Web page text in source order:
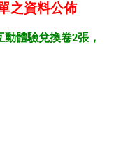
之資料公佈
體驗兌換卷2張，